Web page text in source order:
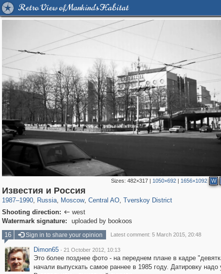
Retro View of Mankind's Habitat
Sizes:482×317 | 1050×692 | 1656×1092 W
Известия и Россия
1987–1990, Russia
1,407,325
, Moscow
319,882 8,286
, Central AO
160,021
, Tverskoy District
Shooting direction:  west
Watermark signature:
uploaded by bookoos
16
Sign in to share your opinion Latest comment: 5 March 2015, 20:48
Dimon65 · 21 October 2012, 10:13
Это более позднее фото - на переднем плане в кадре
начали выпускать самое раннее в 1985 году. Датировку надо